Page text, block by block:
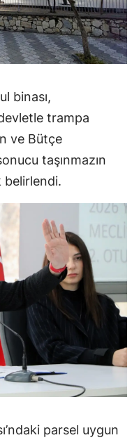
binası,
trampa
ve Bütçe
taşınmazın
belirlendi.
parsel uygun